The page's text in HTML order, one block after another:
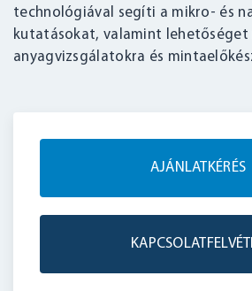
technológiával segíti a mikro- és
kutatásokat, valamint lehetőséget
anyagvizsgálatokra és
AJÁNLATKÉRÉS